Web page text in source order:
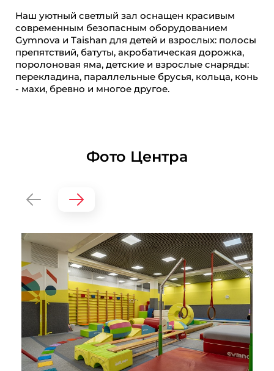
Наш уютный светлый зал оснащен красивым
современным безопасным оборудованием
Gymnova и Taishan для детей и взрослых: полосы
препятствий, батуты, акробатическая дорожка,
поролоновая яма, детские и взрослые снаряды:
перекладина, параллельные брусья, кольца, конь
- махи, бревно и многое другое.
Фото Центра